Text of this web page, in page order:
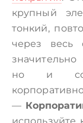
крупный
тонкий,
через весь
но и
—